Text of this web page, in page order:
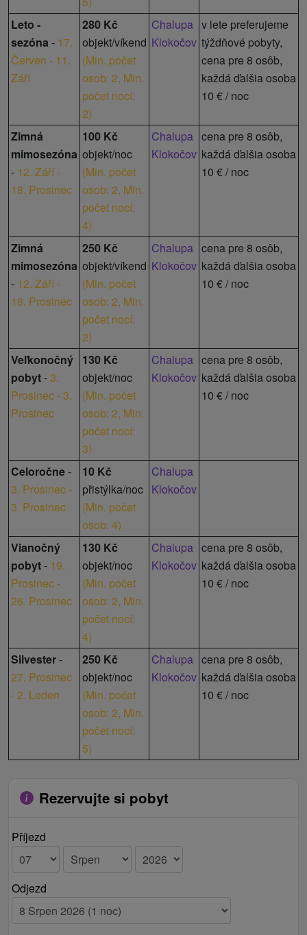
Leto -
sezóna - 17.
Červen - 11.
Září
280 Kč
objekt/víkend
(Min. počet
osob: 2, Min.
počet nocí:
2)
Chalupa
Klokočov
v lete preferujeme
týždňové pobyty,
cena pre 8 osôb,
každá ďalšia osoba
10 € / noc
Zimná
mimosezóna
- 12. Září -
18. Prosinec
100 Kč
objekt/noc
(Min. počet
osob: 2, Min.
počet nocí:
4)
Chalupa
Klokočov
cena pre 8 osôb,
každá ďalšia osoba
10 € / noc
Zimná
mimosezóna
- 12. Září -
18. Prosinec
250 Kč
objekt/víkend
(Min. počet
osob: 2, Min.
počet nocí:
2)
Chalupa
Klokočov
cena pre 8 osôb,
každá ďalšia osoba
10 € / noc
Veľkonočný
pobyt-3.
Prosinec - 3.
Prosinec
130 Kč
objekt/noc
(Min. počet
osob: 2, Min.
počet nocí:
3)
Chalupa
Klokočov
cena pre 8 osôb,
každá ďalšia osoba
10 € / noc
Celoročne-
3. Prosinec -
3. Prosinec
10 Kč
přistýlka/noc
(Min. počet
osob: 4)
Chalupa
Klokočov
Vianočný
pobyt- 19.
Prosinec -
26. Prosinec
130 Kč
objekt/noc
(Min. počet
osob: 2, Min.
počet nocí:
4)
Chalupa
Klokočov
cena pre 8 osôb,
každá ďalšia osoba
10 € / noc
Silvester-
27. Prosinec
- 2. Leden
250 Kč
objekt/noc
(Min. počet
osob: 2, Min.
počet nocí:
5)
Chalupa
Klokočov
cena pre 8 osôb,
každá ďalšia osoba
10 € / noc
Rezervujte si pobyt
Příjezd
Odjezd